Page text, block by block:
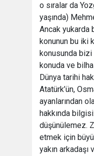
o sıralar da
yaşında)
Ancak yukarda
konunun bu iki
konusunda
konuda ve
Dünya tarihi
Atatürk’ün,
ayanlarından
hakkında
düşünülemez.
etmek için
yakın arkadaşı